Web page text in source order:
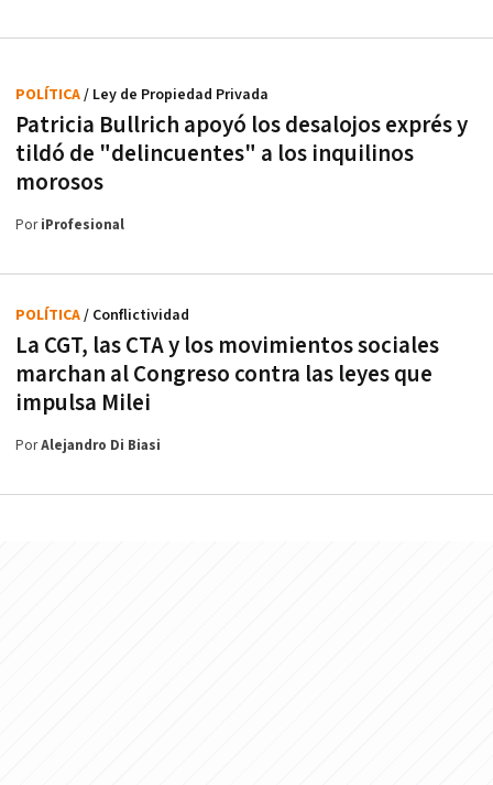
Patricia Bullrich apoyó los desalojos exprés y
tildó de "delincuentes" a los inquilinos
morosos
POLÍTICA/ Ley de Propiedad Privada
PoriProfesional
La CGT, las CTA y los movimientos sociales
marchan al Congreso contra las leyes que
impulsa Milei
POLÍTICA/ Conflictividad
PorAlejandro Di Biasi